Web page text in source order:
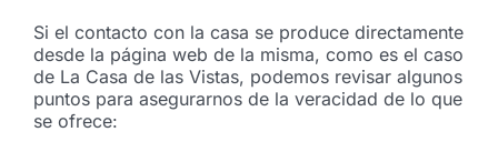
Si el contacto con la casa se produce directamente
desde la página web de la misma, como es el caso
de La Casa de las Vistas, podemos revisar algunos
puntos para asegurarnos de la veracidad de lo que
se ofrece: